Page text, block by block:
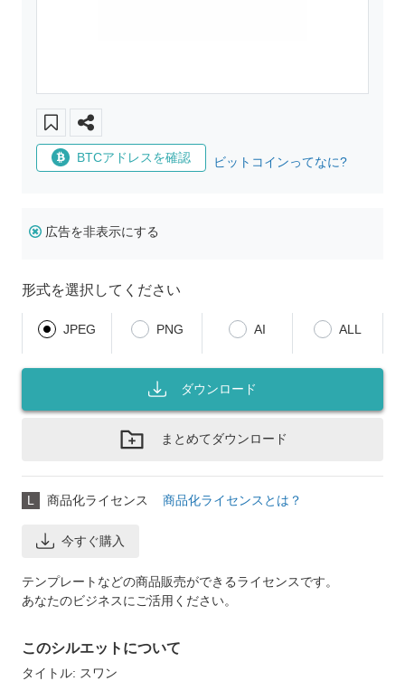
BTCアドレスを確認 ビットコインってなに?
広告を非表示にする
形式を選択してください
JPEG PNG AI ALL
ダウンロード
まとめてダウンロード
L 商品化ライセンス 商品化ライセンスとは？
今すぐ購入
テンプレートなどの商品販売ができるライセンスです。
あなたのビジネスにご活用ください。
このシルエットについて
タイトル: スワン